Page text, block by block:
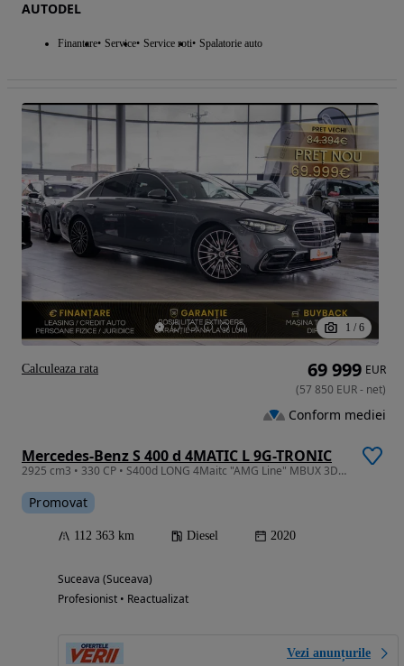
AUTODEL
Finantare Service Service roti Spalatorie auto
1 / 6
Mercedes-Benz S 400 d 4MATIC L 9G-TRONIC
2925 cm3 • 330 CP • S400d LONG 4Maitc "AMG Line" MBUX 3D/ Panoramic / Posibilitate Leasing
Promovat
112 363 km Diesel 2020
Suceava (Suceava)
Profesionist • Reactualizat
Vezi anunțurile
69 999 EUR
(57 850 EUR- net)
Conform mediei
Calculeaza rata